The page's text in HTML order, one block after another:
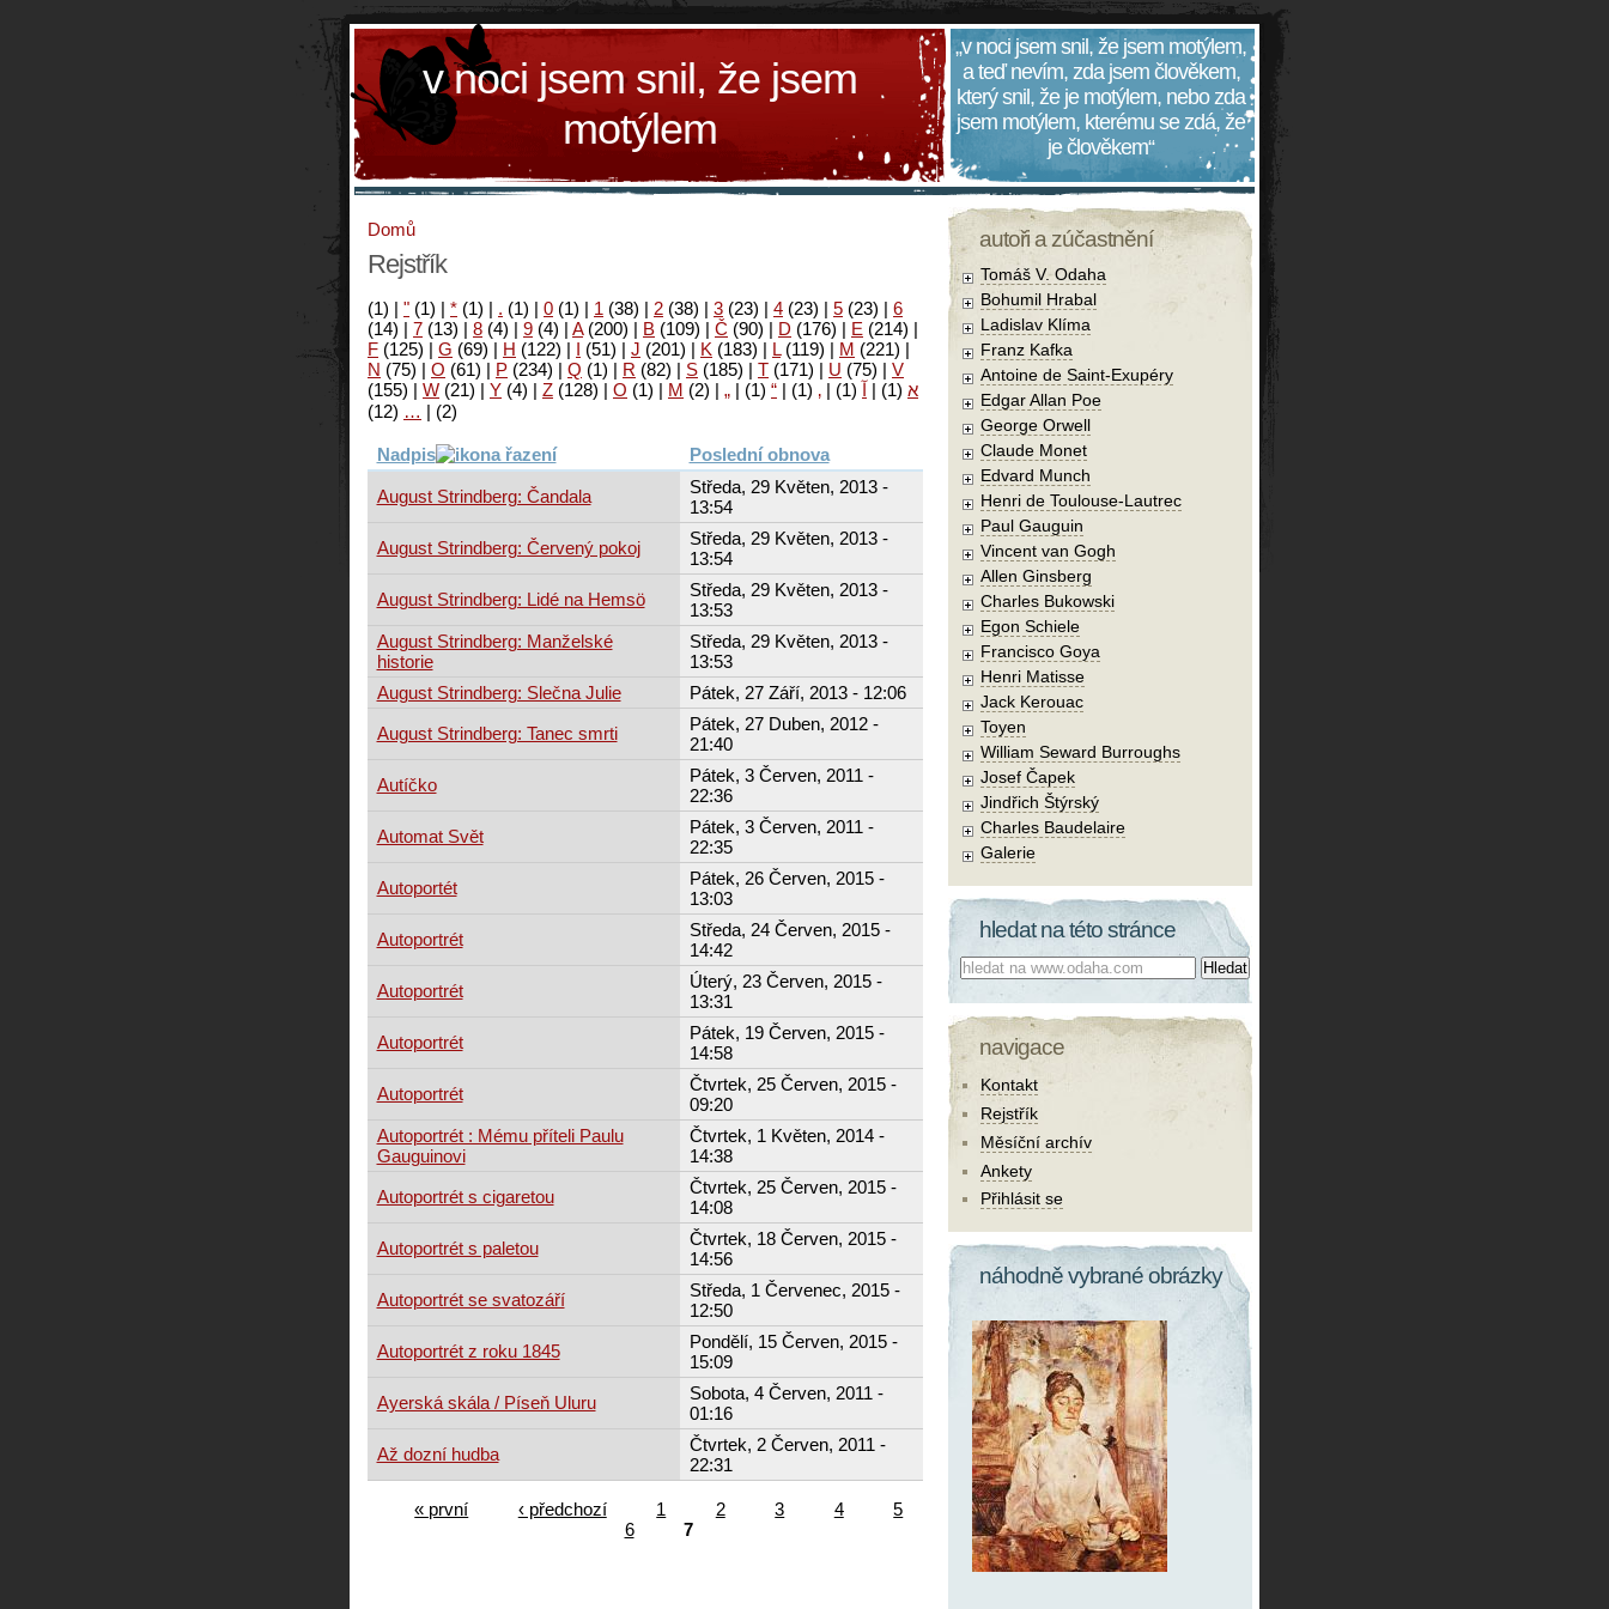
v noci jsem snil, že jsem
motýlem
„v noci jsem snil, že jsem motýlem,
a teď nevím, zda jsem člověkem,
který snil, že je motýlem, nebo zda
jsem motýlem, kterému se zdá, že
je člověkem“
Domů
Rejstřík
(1) | " (1) | * (1) | . (1) | 0 (1) | 1 (38) | 2 (38) | 3 (23) | 4 (23) | 5 (23) | 6
(14) | 7 (13) | 8 (4) | 9 (4) | A(200) | B (109) | Č (90) | D (176) | E (214) |
F (125) | G (69) | H (122) | I (51) | J (201) | K (183) | L(119) | M (221) |
N (75) | O (61) | P (234) | Q (1) | R (82) | S (185) | T (171) | U (75) | V
(155) | W (21) | Y (4) | Z (128) | Ο (1) | М (2) | א (1)
| آ (1)
|
‚
(1)
|
“
(1)
|
„
(2)
|
…
(12)
Nadpis Poslední obnova
August Strindberg: Čandala
Středa, 29 Květen, 2013 -
13:54
August Strindberg: Červený pokoj
Středa, 29 Květen, 2013 -
13:54
August Strindberg: Lidé na Hemsö
Středa, 29 Květen, 2013 -
13:53
August Strindberg: Manželské
historie
Středa, 29 Květen, 2013 -
13:53
August Strindberg: Slečna Julie
Pátek, 27 Září, 2013 - 12:06
August Strindberg: Tanec smrti
Pátek, 27 Duben, 2012 -
21:40
Autíčko
Pátek, 3 Červen, 2011 -
22:36
Automat Svět
Pátek, 3 Červen, 2011 -
22:35
Autoportét
Pátek, 26 Červen, 2015 -
13:03
Autoportrét
Středa, 24 Červen, 2015 -
14:42
Autoportrét
Úterý, 23 Červen, 2015 -
13:31
Autoportrét
Pátek, 19 Červen, 2015 -
14:58
Autoportrét
Čtvrtek, 25 Červen, 2015 -
09:20
Autoportrét : Mému příteli Paulu
Gauguinovi
Čtvrtek, 1 Květen, 2014 -
14:38
Autoportrét s cigaretou
Čtvrtek, 25 Červen, 2015 -
14:08
Autoportrét s paletou
Čtvrtek, 18 Červen, 2015 -
14:56
Autoportrét se svatozáří
Středa, 1 Červenec, 2015 -
12:50
Autoportrét z roku 1845
Pondělí, 15 Červen, 2015 -
15:09
Ayerská skála / Píseň Uluru
Sobota, 4 Červen, 2011 -
01:16
Až dozní hudba
Čtvrtek, 2 Červen, 2011 -
22:31
« první ‹ předchozí 1 2 3 4
5
6
7
autoři a zúčastnění
Tomáš V. Odaha
Bohumil Hrabal
Ladislav Klíma
Franz Kafka
Antoine de Saint-Exupéry
Edgar Allan Poe
George Orwell
Claude Monet
Edvard Munch
Henri de Toulouse-Lautrec
Paul Gauguin
Vincent van Gogh
Allen Ginsberg
Charles Bukowski
Egon Schiele
Francisco Goya
Henri Matisse
Jack Kerouac
Toyen
William Seward Burroughs
Josef Čapek
Jindřich Štýrský
Charles Baudelaire
Galerie
hledat na této stránce
Co hledat:
navigace
Kontakt
Rejstřík
Měsíční archív
Ankety
Přihlásit se
náhodně vybrané obrázky